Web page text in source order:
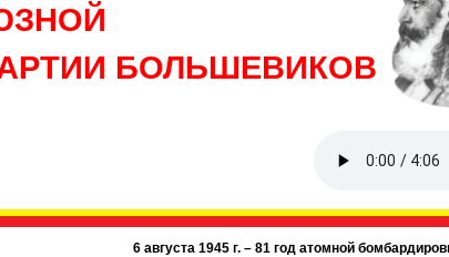
БОЛЬШЕВИКОВ
6 августа 1945 г. – 81 год атомной бомбардировки